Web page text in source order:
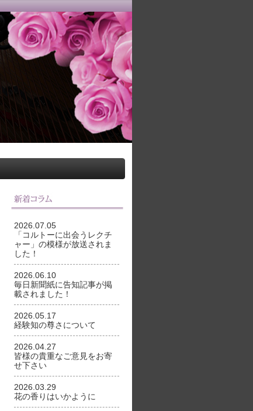
2026.07.05
「コルトーに出会うレクチ
ャー」の模様が放送されま
した！
2026.06.10
毎日新聞紙に告知記事が掲
載されました！
2026.05.17
経験知の尊さについて
2026.04.27
皆様の貴重なご意見をお寄
せ下さい
2026.03.29
花の香りはいかように